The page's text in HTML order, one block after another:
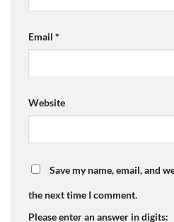
Email *
Website
Save my name, email, and
the next time I comment.
Please enter an answer in digits: